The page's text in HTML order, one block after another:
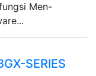
Men-
SERIES